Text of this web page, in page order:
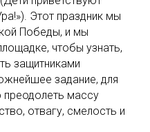
Этот праздник мы
Победы, и мы
чтобы узнать,
защитниками
задание, для
массу
отвагу, смелость и